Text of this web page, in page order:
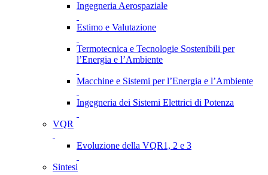
Ingegneria Aerospaziale
Estimo e Valutazione
Termotecnica e Tecnologie Sostenibili per
l’Energia e l’Ambiente
Macchine e Sistemi per l’Energia e l’Ambiente
Ingegneria dei Sistemi Elettrici di Potenza
VQR
Evoluzione della VQR1, 2 e 3
Sintesi